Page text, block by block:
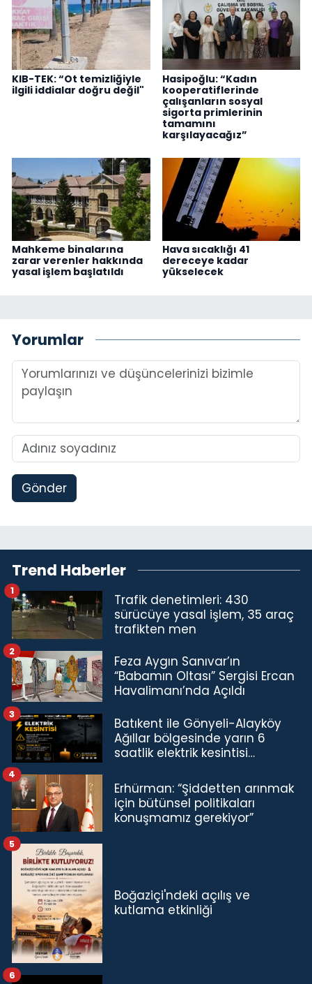
KIB-TEK: “Ot temizliğiyle
ilgili iddialar doğru değil"
Hasipoğlu: “Kadın
kooperatiflerinde
çalışanların sosyal
sigorta primlerinin
tamamını
karşılayacağız”
Mahkeme binalarına
zarar verenler hakkında
yasal işlem başlatıldı
Hava sıcaklığı 41
dereceye kadar
yükselecek
Yorumlar
Gönder
Trend Haberler
Trafik denetimleri: 430
sürücüye yasal işlem, 35 araç
trafikten men
1
Feza Aygın Sanıvar’ın
“Babamın Oltası” Sergisi Ercan
Havalimanı’nda Açıldı
2
Batıkent ile Gönyeli-Alayköy
Ağıllar bölgesinde yarın 6
saatlik elektrik kesintisi…
3
Erhürman: “Şiddetten arınmak
için bütünsel politikaları
konuşmamız gerekiyor”
4
Boğaziçi'ndeki açılış ve
kutlama etkinliği
5
6